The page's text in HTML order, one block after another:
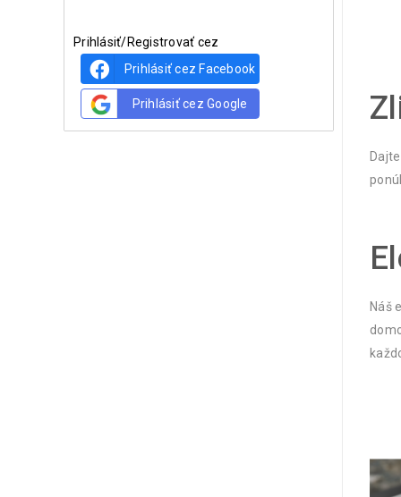
Prihlásiť/Registrovať cez
Prihlásiť cez Facebook
Prihlásiť cez Google
Náš